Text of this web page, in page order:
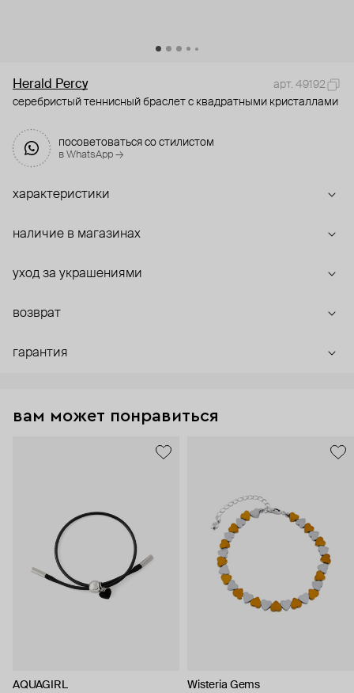
Herald Percy
арт. 49192
серебристый теннисный браслет с квадратными кристаллами
посоветоваться со стилистом
в WhatsApp →
характеристики
наличие в магазинах
уход за украшениями
возврат
гарантия
вам может понравиться
AQUAGIRL Wisteria Gems